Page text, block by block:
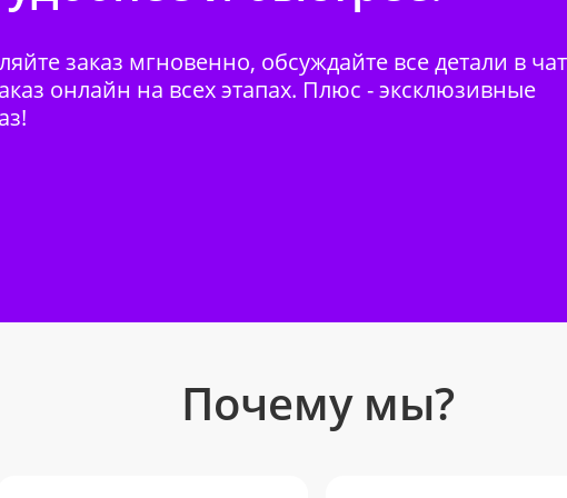
заказ мгновенно, обсуждайте все детали в
онлайн на всех этапах. Плюс - эксклюзивные
Почему мы?